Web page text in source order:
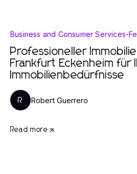
Business and Consumer Services-
Professioneller
Frankfurt Eckenheim für
Immobilienbedürfnisse
R Robert Guerrero
Read more